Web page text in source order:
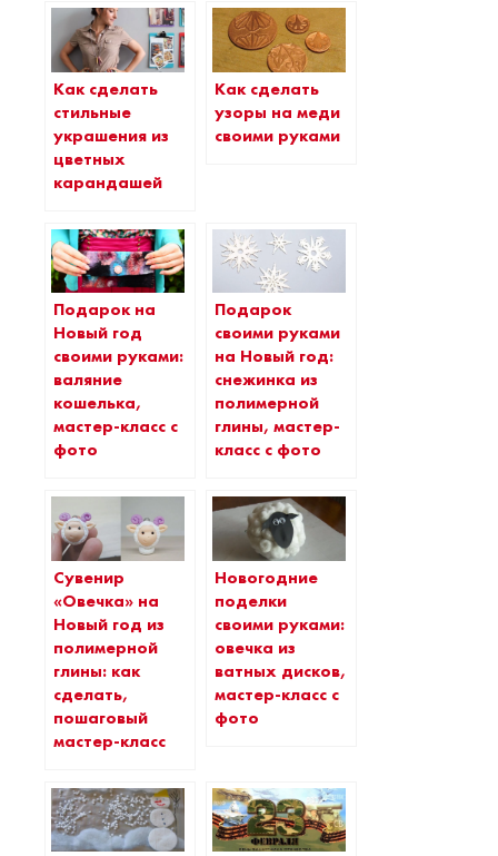
Как сделать
стильные
украшения из
цветных
карандашей
Как сделать
узоры на меди
своими руками
Подарок на
Новый год
своими руками:
валяние
кошелька,
мастер-класс с
фото
Подарок
своими руками
на Новый год:
снежинка из
полимерной
глины, мастер-
класс с фото
Сувенир
«Овечка» на
Новый год из
полимерной
глины: как
сделать,
пошаговый
мастер-класс
Новогодние
поделки
своими руками:
овечка из
ватных дисков,
мастер-класс с
фото